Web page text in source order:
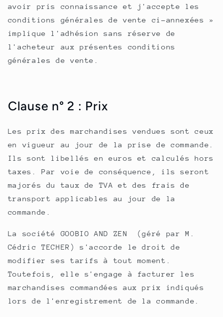
avoir pris connaissance et j'accepte les
conditions générales de vente ci-annexées »
implique l'adhésion sans réserve de
l'acheteur aux présentes conditions
générales de vente.
Clause n° 2 : Prix
Les prix des marchandises vendues sont ceux
en vigueur au jour de la prise de commande.
Ils sont libellés en euros et calculés hors
taxes. Par voie de conséquence, ils seront
majorés du taux de TVA et des frais de
transport applicables au jour de la
commande.
La société GOOBIO AND ZEN (géré par M.
Cédric TECHER) s'accorde le droit de
modifier ses tarifs à tout moment.
Toutefois, elle s'engage à facturer les
marchandises commandées aux prix indiqués
lors de l'enregistrement de la commande.